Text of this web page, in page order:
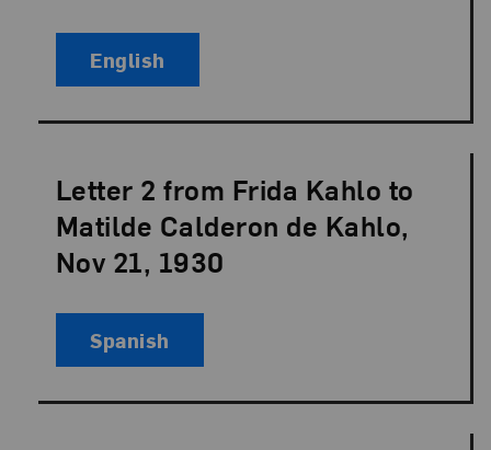
English
Letter 2 from Frida Kahlo to
Matilde Calderon de Kahlo,
Nov 21, 1930
Language:
Spanish